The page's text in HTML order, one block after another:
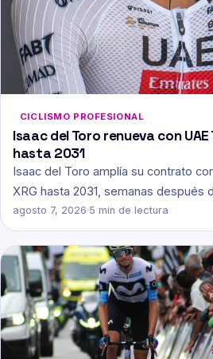
CICLISMO PROFESIONAL
Isaac del Toro renueva con UAE
hasta 2031
Isaac del Toro amplía su contrato
XRG hasta 2031, semanas después
agosto 7, 2026·5 min de lectura